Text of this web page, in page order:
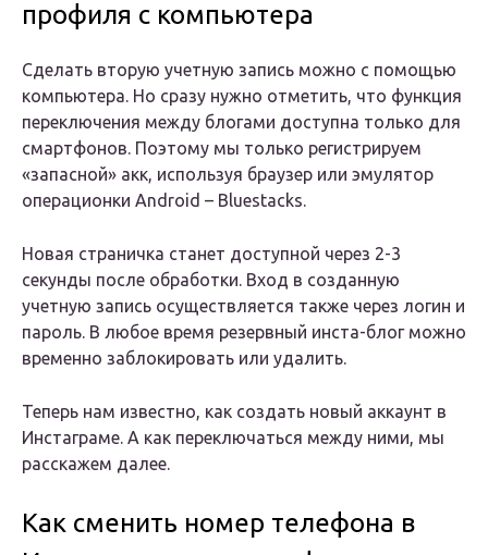
профиля с компьютера
Сделать вторую учетную запись можно с помощью
компьютера. Но сразу нужно отметить, что функция
переключения между блогами доступна только для
смартфонов. Поэтому мы только регистрируем
«запасной» акк, используя браузер или эмулятор
операционки Android – Bluestacks.
Новая страничка станет доступной через 2-3
секунды после обработки. Вход в созданную
учетную запись осуществляется также через логин и
пароль. В любое время резервный инста-блог можно
временно заблокировать или удалить.
Теперь нам известно, как создать новый аккаунт в
Инстаграме. А как переключаться между ними, мы
расскажем далее.
Как сменить номер телефона в